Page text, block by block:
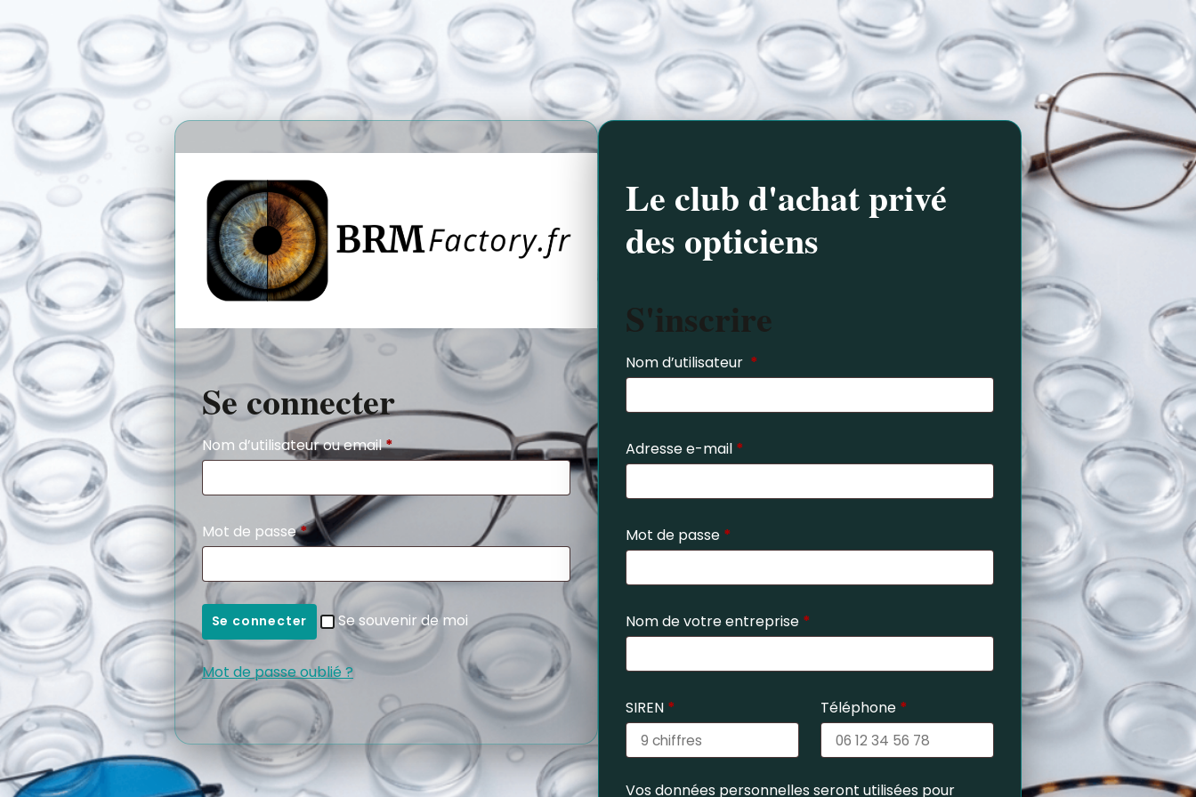
Se connecter
Nom d’utilisateur ou email*
Mot de passe*
Se connecter Se souvenir de moi
Mot de passe oublié ?
Le club d'achat privé
des opticiens
S'inscrire
Nom d’utilisateur *
Adresse e-mail *
Mot de passe *
Nom de votre entreprise *
SIREN * Téléphone *
Vos données personnelles seront utilisées pour